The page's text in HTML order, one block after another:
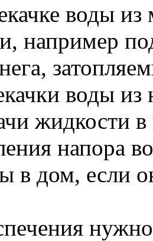
воды из
например
воды из
жидкости в
напора
в дом, если